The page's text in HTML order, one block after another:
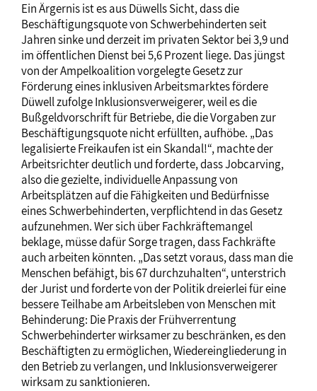
Ein Ärgernis ist es aus Düwells Sicht, dass die
Beschäftigungsquote von Schwerbehinderten seit
Jahren sinke und derzeit im privaten Sektor bei 3,9 und
im öffentlichen Dienst bei 5,6 Prozent liege. Das jüngst
von der Ampelkoalition vorgelegte Gesetz zur
Förderung eines inklusiven Arbeitsmarktes fördere
Düwell zufolge Inklusionsverweigerer, weil es die
Bußgeldvorschrift für Betriebe, die die Vorgaben zur
Beschäftigungsquote nicht erfüllten, aufhöbe. „Das
legalisierte Freikaufen ist ein Skandal!“, machte der
Arbeitsrichter deutlich und forderte, dass Jobcarving,
also die gezielte, individuelle Anpassung von
Arbeitsplätzen auf die Fähigkeiten und Bedürfnisse
eines Schwerbehinderten, verpflichtend in das Gesetz
aufzunehmen. Wer sich über Fachkräftemangel
beklage, müsse dafür Sorge tragen, dass Fachkräfte
auch arbeiten könnten. „Das setzt voraus, dass man die
Menschen befähigt, bis 67 durchzuhalten“, unterstrich
der Jurist und forderte von der Politik dreierlei für eine
bessere Teilhabe am Arbeitsleben von Menschen mit
Behinderung: Die Praxis der Frühverrentung
Schwerbehinderter wirksamer zu beschränken, es den
Beschäftigten zu ermöglichen, Wiedereingliederung in
den Betrieb zu verlangen, und Inklusionsverweigerer
wirksam zu sanktionieren.